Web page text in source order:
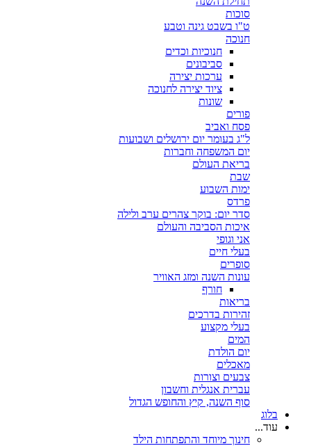
סוכות
ט"ו בשבט גינה וטבע
חנוכה
חנוכיות וכדים
סביבונים
ערכות יצירה
ציוד יצירה לחנוכה
שונות
פורים
פסח ואביב
ל"ג בעומר יום ירושלים ושבועות
יום המשפחה וחברות
בריאת העולם
שבת
ימות השבוע
פרדס
סדר יום: בוקר צהרים ערב ולילה
איכות הסביבה והעולם
אני וגופי
בעלי חיים
סופרים
עונות השנה ומזג האוויר
חורף
בריאות
זהירות בדרכים
בעלי מקצוע
המים
יום הולדת
מאכלים
צבעים וצורות
עברית אנגלית וחשבון
סוף השנה, קיץ והחופש הגדול
בלוג
עוד...
חינוך מיוחד והתפתחות הילד